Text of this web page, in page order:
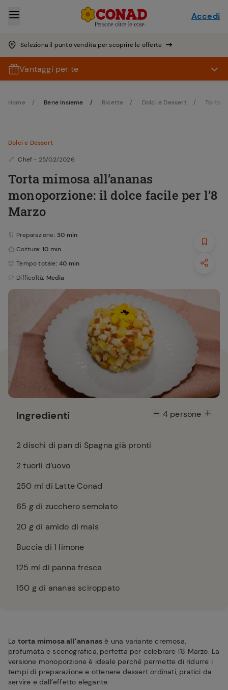
Seleziona il punto vendita per scoprire le offerte
Accedi
Vantaggi per te
Home Bene Insieme Ricette Dolci e Dessert Torte
Dolci e Dessert
Chef - 25/02/2026
Torta mimosa all’ananas
monoporzione: il dolce facile per l’8
Marzo
Preparazione: 30 min
Cottura: 10 min
Tempo totale: 40 min
Difficoltà: Media
Ingredienti 4persone
2 dischi di pan di Spagna già pronti
2tuorli d’uovo
250 ml di Latte Conad
65 g di zucchero semolato
20 g di amido di mais
Buccia di 1 limone
125 ml di panna fresca
150 g di ananas sciroppato
La torta mimosa all’ananas è una variante cremosa,
profumata e scenografica, perfetta per celebrare l’8 Marzo. La
versione monoporzione è ideale perché permette di ridurre i
tempi di preparazione e ottenere dessert ordinati, pratici da
servire e dall’effetto elegante.